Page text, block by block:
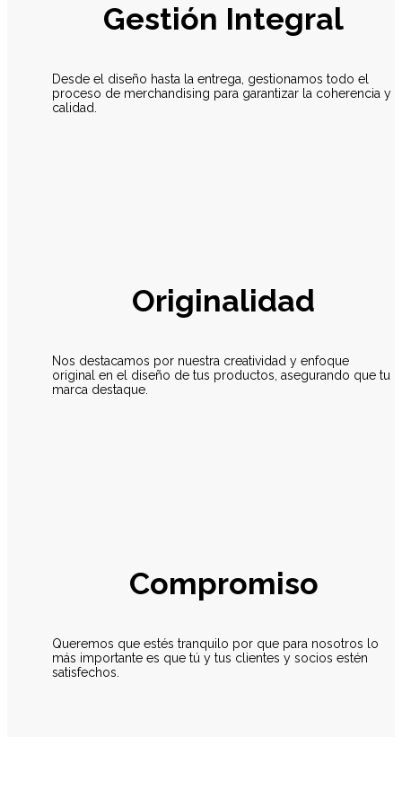
Gestión Integral
Desde el diseño hasta la entrega, gestionamos todo el
proceso de merchandising para garantizar la coherencia y
calidad.
Originalidad
Nos destacamos por nuestra creatividad y enfoque
original en el diseño de tus productos, asegurando que tu
marca destaque.
Compromiso
Queremos que estés tranquilo por que para nosotros lo
más importante es que tú y tus clientes y socios estén
satisfechos.